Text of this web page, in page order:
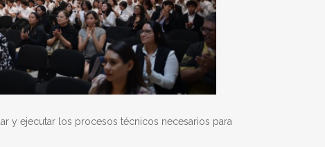
y ejecutar los procesos técnicos necesarios para